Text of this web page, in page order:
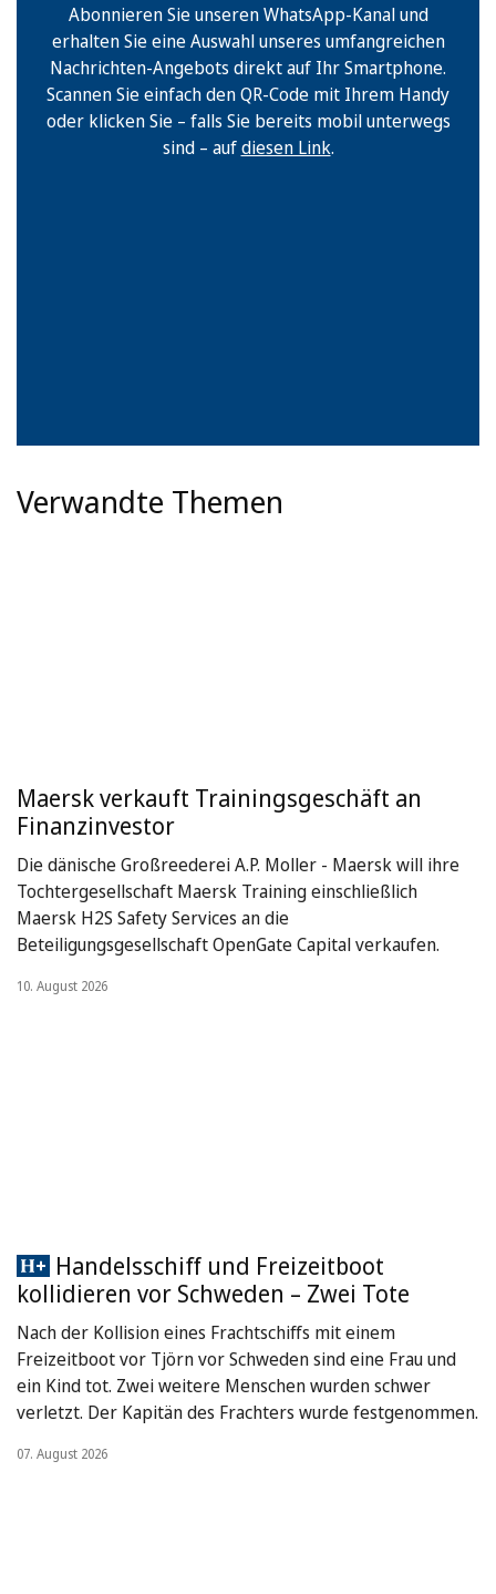
Abonnieren Sie unseren WhatsApp-Kanal und
erhalten Sie eine Auswahl unseres umfangreichen
Nachrichten-Angebots direkt auf Ihr Smartphone.
Scannen Sie einfach den QR-Code mit Ihrem Handy
oder klicken Sie – falls Sie bereits mobil unterwegs
sind – aufdiesen Link.
Verwandte Themen
Maersk verkauft Trainingsgeschäft an
Finanzinvestor
Die dänische Großreederei A.P. Moller - Maersk will ihre
Tochtergesellschaft Maersk Training einschließlich
Maersk H2S Safety Services an die
Beteiligungsgesellschaft OpenGate Capital verkaufen.
10. August 2026
Handelsschiff und Freizeitboot
kollidieren vor Schweden – Zwei Tote
Nach der Kollision eines Frachtschiffs mit einem
Freizeitboot vor Tjörn vor Schweden sind eine Frau und
ein Kind tot. Zwei weitere Menschen wurden schwer
verletzt. Der Kapitän des Frachters wurde festgenommen.
07. August 2026